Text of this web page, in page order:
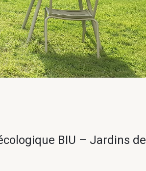
BIU – Jardins de